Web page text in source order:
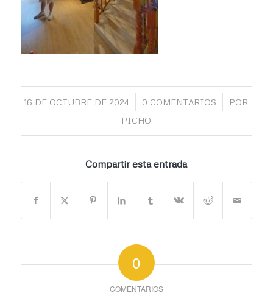
16 DE OCTUBRE DE 2024
/ 0 COMENTARIOS
/
POR
PICHO
Compartir esta entrada
0
COMENTARIOS